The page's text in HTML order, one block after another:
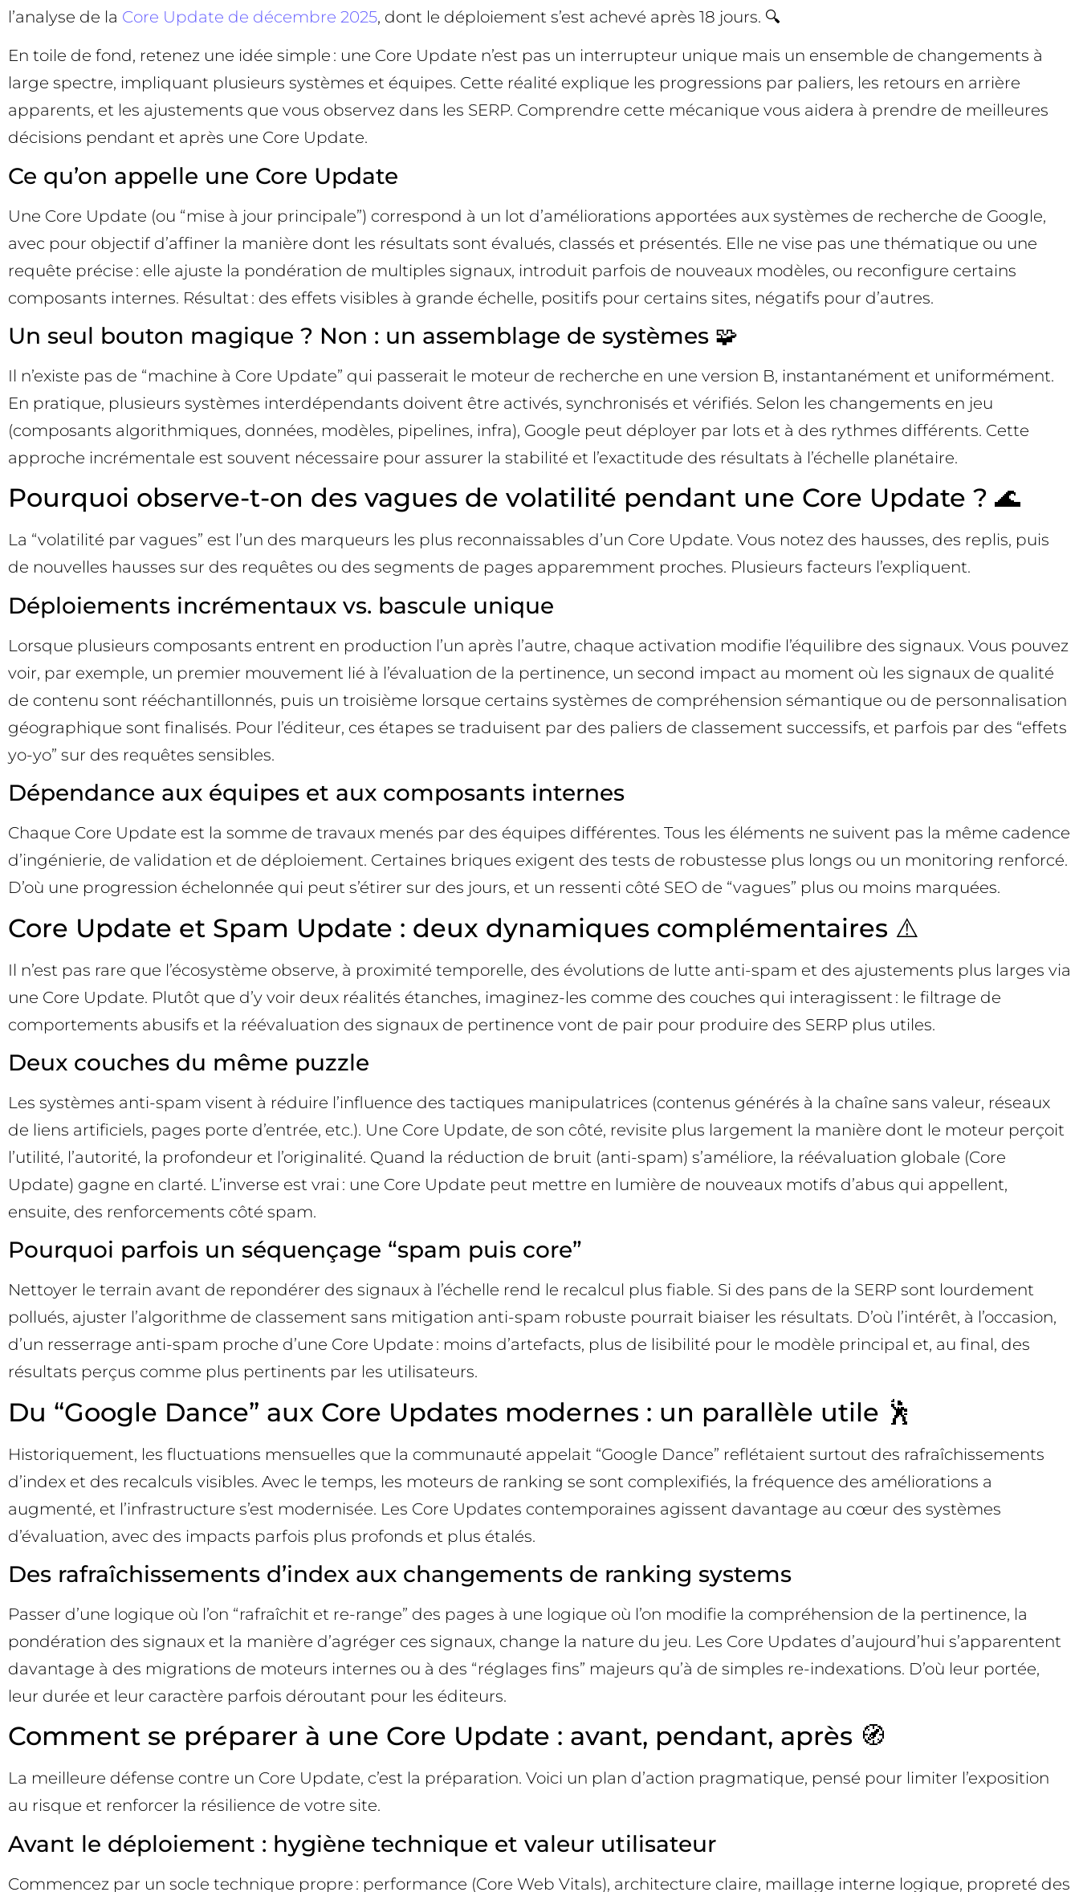
l’analyse de la Core Update de décembre 2025, dont le déploiement s’est achevé après 18 jours. 🔍
En toile de fond, retenez une idée simple : une Core Update n’est pas un interrupteur unique mais un ensemble de changements à
large spectre, impliquant plusieurs systèmes et équipes. Cette réalité explique les progressions par paliers, les retours en arrière
apparents, et les ajustements que vous observez dans les SERP. Comprendre cette mécanique vous aidera à prendre de meilleures
décisions pendant et après une Core Update.
Ce qu’on appelle une Core Update
Une Core Update (ou “mise à jour principale”) correspond à un lot d’améliorations apportées aux systèmes de recherche de Google,
avec pour objectif d’affiner la manière dont les résultats sont évalués, classés et présentés. Elle ne vise pas une thématique ou une
requête précise : elle ajuste la pondération de multiples signaux, introduit parfois de nouveaux modèles, ou reconfigure certains
composants internes. Résultat : des effets visibles à grande échelle, positifs pour certains sites, négatifs pour d’autres.
Un seul bouton magique ? Non : un assemblage de systèmes 🧩
Il n’existe pas de “machine à Core Update” qui passerait le moteur de recherche en une version B, instantanément et uniformément.
En pratique, plusieurs systèmes interdépendants doivent être activés, synchronisés et vérifiés. Selon les changements en jeu
(composants algorithmiques, données, modèles, pipelines, infra), Google peut déployer par lots et à des rythmes différents. Cette
approche incrémentale est souvent nécessaire pour assurer la stabilité et l’exactitude des résultats à l’échelle planétaire.
Pourquoi observe-t-on des vagues de volatilité pendant une Core Update ? 🌊
La “volatilité par vagues” est l’un des marqueurs les plus reconnaissables d’un Core Update. Vous notez des hausses, des replis, puis
de nouvelles hausses sur des requêtes ou des segments de pages apparemment proches. Plusieurs facteurs l’expliquent.
Déploiements incrémentaux vs. bascule unique
Lorsque plusieurs composants entrent en production l’un après l’autre, chaque activation modifie l’équilibre des signaux. Vous pouvez
voir, par exemple, un premier mouvement lié à l’évaluation de la pertinence, un second impact au moment où les signaux de qualité
de contenu sont rééchantillonnés, puis un troisième lorsque certains systèmes de compréhension sémantique ou de personnalisation
géographique sont finalisés. Pour l’éditeur, ces étapes se traduisent par des paliers de classement successifs, et parfois par des “effets
yo-yo” sur des requêtes sensibles.
Dépendance aux équipes et aux composants internes
Chaque Core Update est la somme de travaux menés par des équipes différentes. Tous les éléments ne suivent pas la même cadence
d’ingénierie, de validation et de déploiement. Certaines briques exigent des tests de robustesse plus longs ou un monitoring renforcé.
D’où une progression échelonnée qui peut s’étirer sur des jours, et un ressenti côté SEO de “vagues” plus ou moins marquées.
Core Update et Spam Update : deux dynamiques complémentaires ⚠️
Il n’est pas rare que l’écosystème observe, à proximité temporelle, des évolutions de lutte anti-spam et des ajustements plus larges via
une Core Update. Plutôt que d’y voir deux réalités étanches, imaginez-les comme des couches qui interagissent : le filtrage de
comportements abusifs et la réévaluation des signaux de pertinence vont de pair pour produire des SERP plus utiles.
Deux couches du même puzzle
Les systèmes anti-spam visent à réduire l’influence des tactiques manipulatrices (contenus générés à la chaîne sans valeur, réseaux
de liens artificiels, pages porte d’entrée, etc.). Une Core Update, de son côté, revisite plus largement la manière dont le moteur perçoit
l’utilité, l’autorité, la profondeur et l’originalité. Quand la réduction de bruit (anti-spam) s’améliore, la réévaluation globale (Core
Update) gagne en clarté. L’inverse est vrai : une Core Update peut mettre en lumière de nouveaux motifs d’abus qui appellent,
ensuite, des renforcements côté spam.
Pourquoi parfois un séquençage “spam puis core”
Nettoyer le terrain avant de repondérer des signaux à l’échelle rend le recalcul plus fiable. Si des pans de la SERP sont lourdement
pollués, ajuster l’algorithme de classement sans mitigation anti-spam robuste pourrait biaiser les résultats. D’où l’intérêt, à l’occasion,
d’un resserrage anti-spam proche d’une Core Update : moins d’artefacts, plus de lisibilité pour le modèle principal et, au final, des
résultats perçus comme plus pertinents par les utilisateurs.
Du “Google Dance” aux Core Updates modernes : un parallèle utile 🕺
Historiquement, les fluctuations mensuelles que la communauté appelait “Google Dance” reflétaient surtout des rafraîchissements
d’index et des recalculs visibles. Avec le temps, les moteurs de ranking se sont complexifiés, la fréquence des améliorations a
augmenté, et l’infrastructure s’est modernisée. Les Core Updates contemporaines agissent davantage au cœur des systèmes
d’évaluation, avec des impacts parfois plus profonds et plus étalés.
Des rafraîchissements d’index aux changements de ranking systems
Passer d’une logique où l’on “rafraîchit et re-range” des pages à une logique où l’on modifie la compréhension de la pertinence, la
pondération des signaux et la manière d’agréger ces signaux, change la nature du jeu. Les Core Updates d’aujourd’hui s’apparentent
davantage à des migrations de moteurs internes ou à des “réglages fins” majeurs qu’à de simples re-indexations. D’où leur portée,
leur durée et leur caractère parfois déroutant pour les éditeurs.
Comment se préparer à une Core Update : avant, pendant, après 🧭
La meilleure défense contre un Core Update, c’est la préparation. Voici un plan d’action pragmatique, pensé pour limiter l’exposition
au risque et renforcer la résilience de votre site.
Avant le déploiement : hygiène technique et valeur utilisateur
Commencez par un socle technique propre : performance (Core Web Vitals), architecture claire, maillage interne logique, propreté des